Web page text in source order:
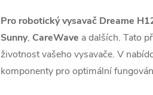
Pro robotický vysavač Dreame
Sunny, CareWave a dalších. Tato
životnost vašeho vysavače. V
komponenty pro optimální